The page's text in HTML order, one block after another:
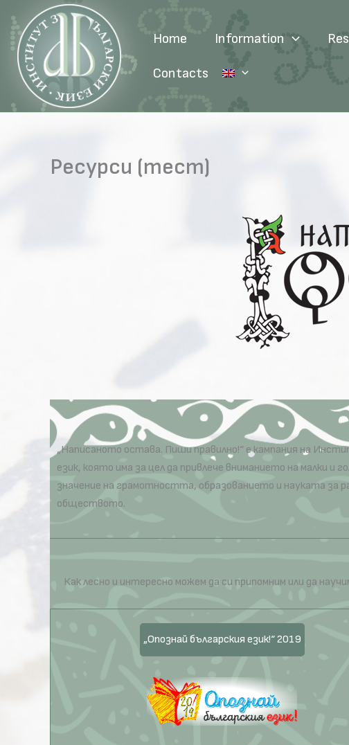
content
Home Information
Contacts
Ресурси (тест)
„Написаното остава. Пиши правилно!“ е кампания на
език, която има за цел да привлече вниманието на малки и
значение на грамотността, образованието и науката за
обществото.
Как лесно и интересно можем да си припомним или да
„Опознай българския език!“ 2019